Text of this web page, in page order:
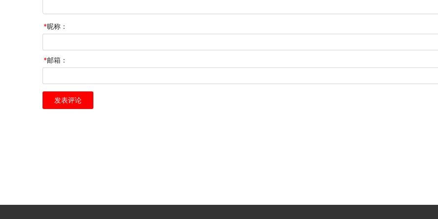
*昵称：
*邮箱：